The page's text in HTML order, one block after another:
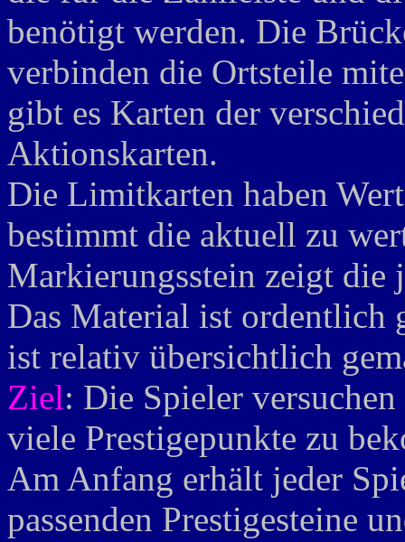
benötigt werden. Die
verbinden die Ortsteile
gibt es Karten der
Aktionskarten.
Die Limitkarten haben
bestimmt die aktuell zu
Markierungsstein zeigt die
Das Material ist ordentlich
ist relativ übersichtlich
Ziel: Die Spieler
viele Prestigepunkte zu
Am Anfang erhält jeder
passenden Prestigesteine